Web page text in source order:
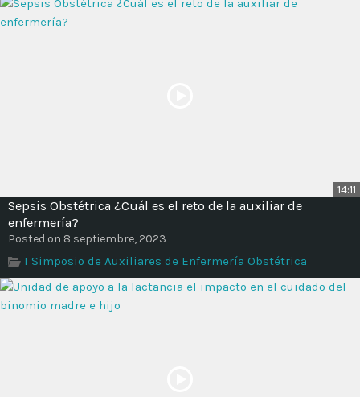
14:11
Sepsis Obstétrica ¿Cuál es el reto de la auxiliar de
enfermería?
Posted on 8 septiembre, 2023
I Simposio de Auxiliares de Enfermería Obstétrica